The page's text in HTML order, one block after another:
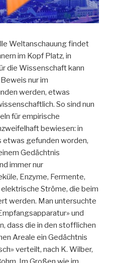
Weltanschauung findet
im Kopf Platz, in
die Wissenschaft kann
nur im
werden, etwas
So sind nun
für empirische
bewiesen: in
etwas gefunden worden,
Gedächtnis
immer nur
Enzyme, Fermente,
Ströme, die beim
werden. Man untersuchte
und
dass die in den stofflichen
Areale ein Gedächtnis
verteilt, nach K. Wilber,